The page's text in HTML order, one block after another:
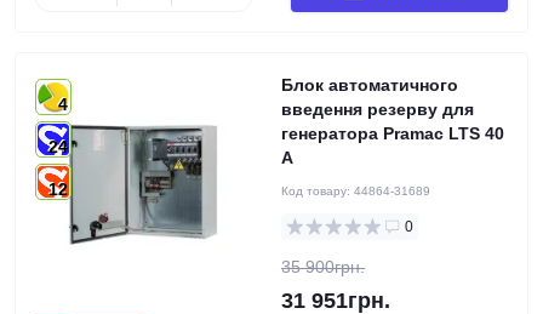
4
24
12
Блок автоматичного
введення резерву для
генератора Pramac LTS 40
A
Код товару: 44864-31689
0
35 900грн.
31 951грн.